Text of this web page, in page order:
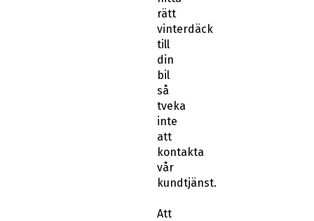
rätt
vinterdäck
till
din
bil
så
tveka
inte
att
kontakta
vår
kundtjänst.
Att